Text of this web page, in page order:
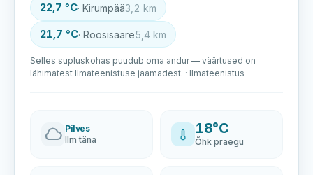
22,7 °C· Kirumpää3,2 km
21,7 °C· Roosisaare5,4 km
Selles supluskohas puudub oma andur — väärtused on
lähimatest Ilmateenistuse jaamadest. · Ilmateenistus
Pilves
Ilm täna
18°C
Õhk praegu